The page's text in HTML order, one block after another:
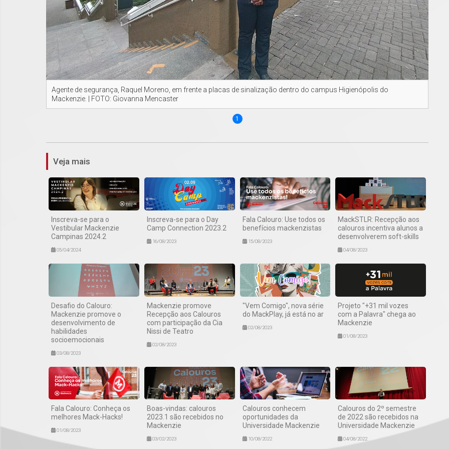
Agente de segurança, Raquel Moreno, em frente a placas de sinalização dentro do campus Higienópolis do
Mackenzie. | FOTO: Giovanna Mencaster
1
Veja mais
Inscreva-se para o
Vestibular Mackenzie
Campinas 2024.2
05/04/2024
Inscreva-se para o Day
Camp Connection 2023.2
16/08/2023
Fala Calouro: Use todos os
benefícios mackenzistas
15/08/2023
MackSTLR: Recepção aos
calouros incentiva alunos a
desenvolverem soft-skills
04/08/2023
Desafio do Calouro:
Mackenzie promove o
desenvolvimento de
habilidades
socioemocionais
03/08/2023
Mackenzie promove
Recepção aos Calouros
com participação da Cia
Nissi de Teatro
02/08/2023
"Vem Comigo", nova série
do MackPlay, já está no ar
02/08/2023
Projeto "+31 mil vozes
com a Palavra" chega ao
Mackenzie
01/08/2023
Fala Calouro: Conheça os
melhores Mack-Hacks!
01/08/2023
Boas-vindas: calouros
2023.1 são recebidos no
Mackenzie
03/02/2023
Calouros conhecem
oportunidades da
Universidade Mackenzie
10/08/2022
Calouros do 2º semestre
de 2022 são recebidos na
Universidade Mackenzie
04/08/2022